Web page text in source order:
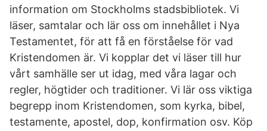
information om Stockholms stadsbibliotek. Vi
läser, samtalar och lär oss om innehållet i Nya
Testamentet, för att få en förståelse för vad
Kristendomen är. Vi kopplar det vi läser till hur
vårt samhälle ser ut idag, med våra lagar och
regler, högtider och traditioner. Vi lär oss viktiga
begrepp inom Kristendomen, som kyrka, bibel,
testamente, apostel, dop, konfirmation osv. Köp